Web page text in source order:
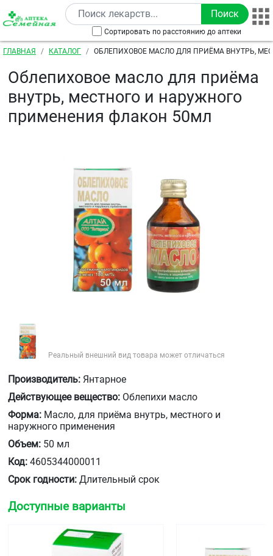
Перейти к основному содержанию
Сортировать по расстоянию до аптеки
Строка навигации
ГЛАВНАЯ КАТАЛОГ
ОБЛЕПИХОВОЕ МАСЛО ДЛЯ ПРИЁМА ВНУТРЬ,
Облепиховое масло для приёма
внутрь, местного и наружного
применения флакон 50мл
Реальный внешний вид товара может отличаться
Производитель: Янтарное
Действующее вещество: Облепихи масло
Форма: Масло, для приёма внутрь, местного и
наружного применения
Объем: 50 мл
Код: 4605344000011
Срок годности: Длительный срок
Доступные варианты